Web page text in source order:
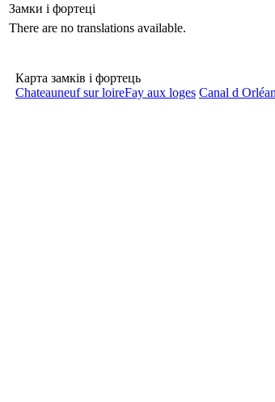
Замки і фортеці
There are no translations available.